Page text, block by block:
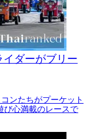
イダーがブリー
ンたちがプーケット
び心満載のレースで